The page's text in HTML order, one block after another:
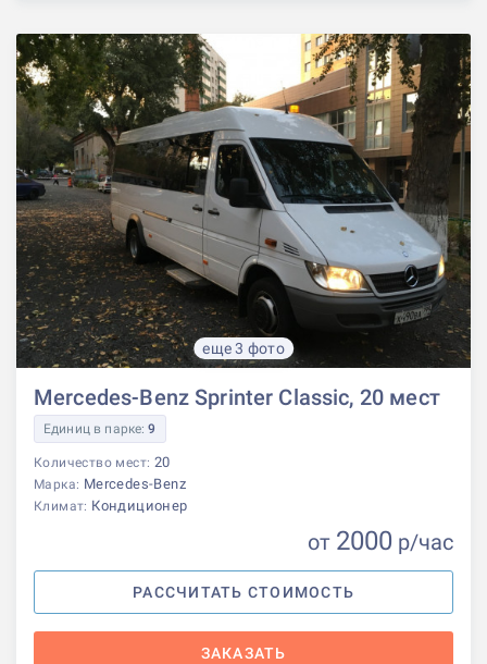
еще 3 фото
Mercedes-Benz Sprinter Classic, 20 мест
Единиц в парке:9
Количество мест: 20
Марка: Mercedes-Benz
Климат: Кондиционер
от 2000 р/час
РАССЧИТАТЬ СТОИМОСТЬ
ЗАКАЗАТЬ